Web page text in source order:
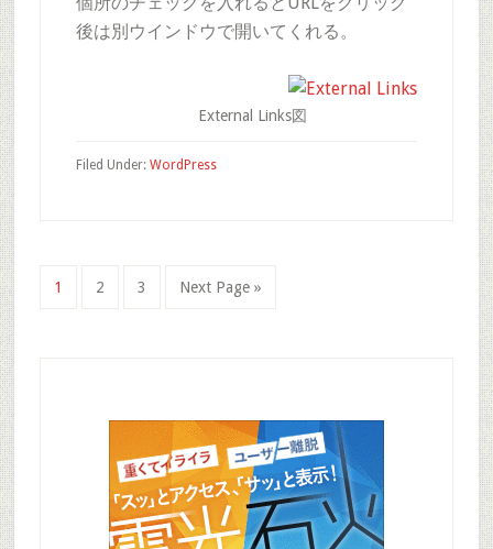
後は別ウインドウで開いてくれる。
External Links図
Filed Under: WordPress
Page
1 Page
2 Page
3 Next Page »